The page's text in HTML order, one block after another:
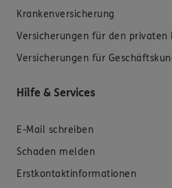
Krankenversicherung
Versicherungen für den privaten
Versicherungen für
Hilfe & Services
E-Mail schreiben
Schaden melden
Erstkontaktinformationen